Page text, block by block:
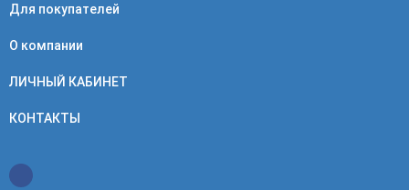
Для покупателей
О компании
ЛИЧНЫЙ КАБИНЕТ
КОНТАКТЫ